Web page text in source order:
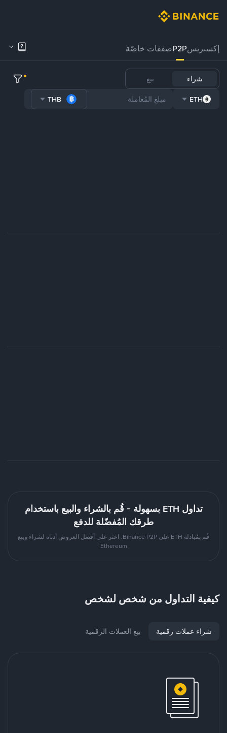
إكسبريسP2Pصفقات خاصّة
شراء بيع
ETH
THB
تداول ETH بسهولة - قُم بالشراء والبيع باستخدام
طرقك المُفضّلة للدفع
قُم بمُبادلة ETH على Binance P2P. اعثر على أفضل العروض أدناه لشراء وبيع
Ethereum
كيفية التداول من شخص لشخص
شراء عملات رقمية بيع العملات الرقمية